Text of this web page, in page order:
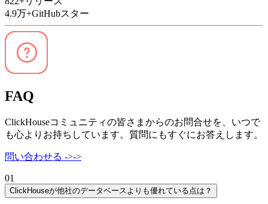
4.9万+GitHubスター
FAQ
ClickHouseコミュニティの皆さまからのお問合せを、いつで
も心よりお持ちしています。質問にもすぐにお答えします。
問い合わせる ->->
01
ClickHouseが他社のデータベースよりも優れている点は？